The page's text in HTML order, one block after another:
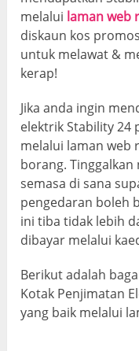
melalui laman web
diskaun kos
untuk melawat &
kerap!
Jika anda ingin
elektrik Stability 24
melalui laman web
borang.
semasa di sana
pengedaran boleh
ini tiba tidak lebih
dibayar melalui
Berikut adalah
Kotak Penjimatan
yang baik melalui